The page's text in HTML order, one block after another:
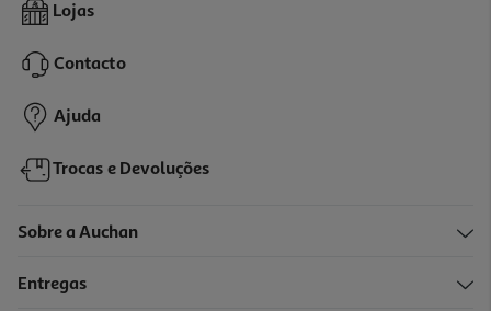
Lojas
Contacto
Ajuda
Trocas e Devoluções
Sobre a Auchan
Entregas